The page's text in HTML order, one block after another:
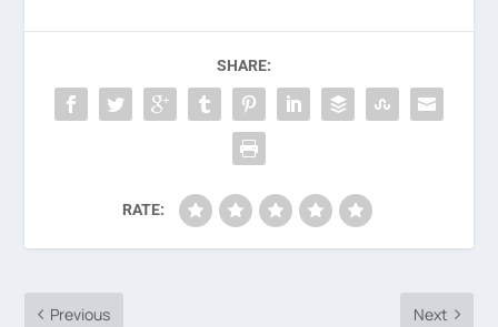
SHARE:
RATE:
Previous Next